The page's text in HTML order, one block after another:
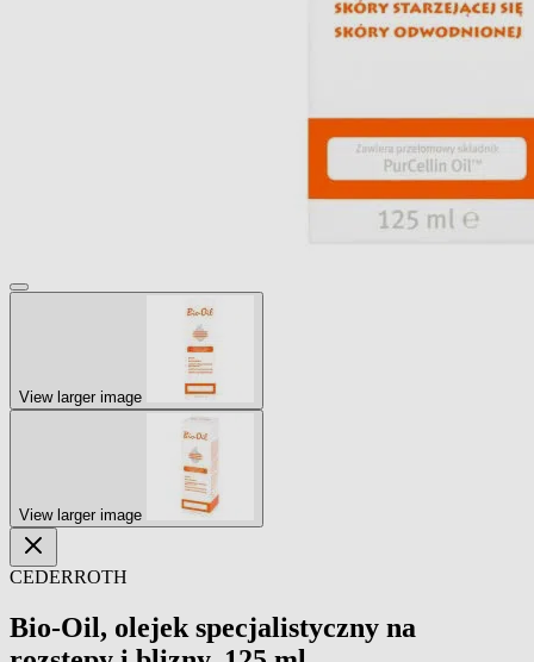
View larger image
View larger image
CEDERROTH
Bio-Oil, olejek specjalistyczny na